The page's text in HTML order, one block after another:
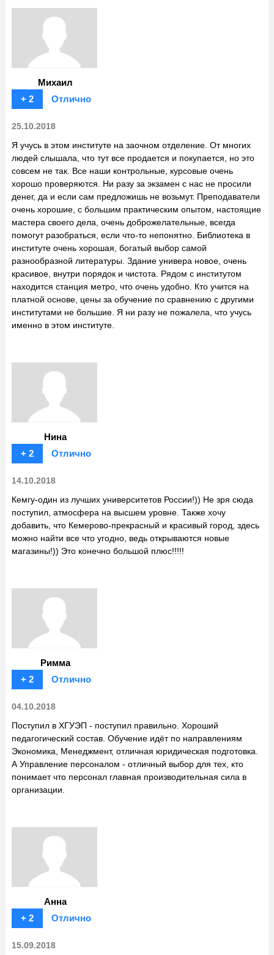
Михаил
+ 2
Отлично
25.10.2018
Я учусь в этом институте на заочном отделение. От многих
людей слышала, что тут все продается и покупается, но это
совсем не так. Все наши контрольные, курсовые очень
хорошо проверяются. Ни разу за экзамен с нас не просили
денег, да и если сам предложишь не возьмут. Преподаватели
очень хорошие, с большим практическим опытом, настоящие
мастера своего дела, очень доброжелательные, всегда
помогут разобраться, если что-то непонятно. Библиотека в
институте очень хорошая, богатый выбор самой
разнообразной литературы. Здание универа новое, очень
красивое, внутри порядок и чистота. Рядом с институтом
находится станция метро, что очень удобно. Кто учится на
платной основе, цены за обучение по сравнению с другими
институтами не большие. Я ни разу не пожалела, что учусь
именно в этом институте.
Нина
+ 2
Отлично
14.10.2018
Кемгу-один из лучших университетов России!)) Не зря сюда
поступил, атмосфера на высшем уровне. Также хочу
добавить, что Кемерово-прекрасный и красивый город, здесь
можно найти все что угодно, ведь открываются новые
магазины!)) Это конечно большой плюс!!!!!
Римма
+ 2
Отлично
04.10.2018
Поступил в ХГУЭП - поступил правильно. Хороший
педагогический состав. Обучение идёт по направлениям
Экономика, Менеджмент, отличная юридическая подготовка.
А Управление персоналом - отличный выбор для тех, кто
понимает что персонал главная производительная сила в
организации.
Анна
+ 2
Отлично
15.09.2018